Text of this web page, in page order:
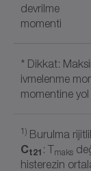
devrilme
momenti
* Dikkat:
ivmelenme
momentine yol
1) Burulma
Ct21 : Tmaks
histerezin